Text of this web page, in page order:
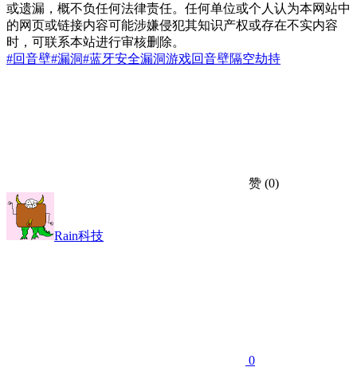
或遗漏，概不负任何法律责任。任何单位或个人认为本网站中
的网页或链接内容可能涉嫌侵犯其知识产权或存在不实内容
时，可联系本站进行审核删除。
#回音壁#漏洞#蓝牙安全漏洞游戏回音壁隔空劫持
赞 (0)
Rain科技
0